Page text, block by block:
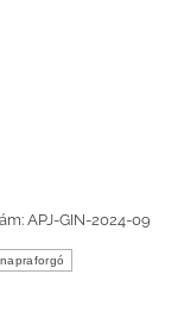
APJ-GIN-2024-09
napraforgó